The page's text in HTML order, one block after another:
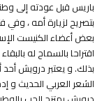
باريس قبل عودته إلى
بتصريح لزيارة أمه ،
بعض أعضاء الكنيست
اقتراحا بالسماح له
بذلك. و يعتبر درويش
الشعر العربي الحديث و